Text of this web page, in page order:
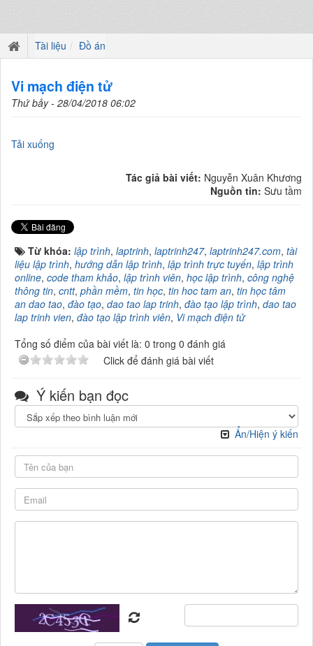
Tài liệu Đồ án
Vi mạch điện tử
Thứ bảy - 28/04/2018 06:02
Tải xuống
Tác giả bài viết: Nguyễn Xuân Khương
Nguồn tin: Sưu tầm
Từ khóa: lập trình, laptrinh, laptrinh247, laptrinh247.com, tài
liệu lập trình, hướng dẫn lập trình, lập trình trực tuyến, lập trình
online, code tham khảo, lập trình viên, học lập trình, công nghệ
thông tin, cntt, phần mềm, tin học, tin hoc tam an, tin học tâm
an dao tao, đào tạo, dao tao lap trinh, đào tạo lập trình, dao tao
lap trinh vien, đào tạo lập trình viên, Vi mạch điện tử
Tổng số điểm của bài viết là: 0 trong 0 đánh giá
Click để đánh giá bài viết
Ý kiến bạn đọc
Ẩn/Hiện ý kiến